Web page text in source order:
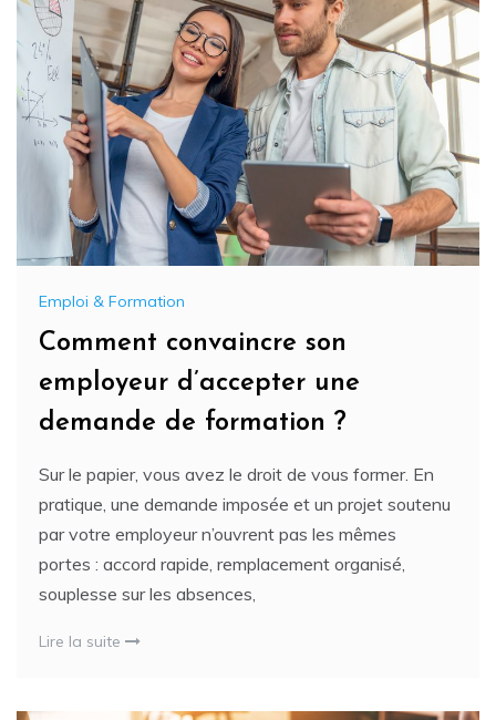
Emploi & Formation
Comment convaincre son
employeur d’accepter une
demande de formation ?
Sur le papier, vous avez le droit de vous former. En
pratique, une demande imposée et un projet soutenu
par votre employeur n’ouvrent pas les mêmes
portes : accord rapide, remplacement organisé,
souplesse sur les absences,
Lire la suite